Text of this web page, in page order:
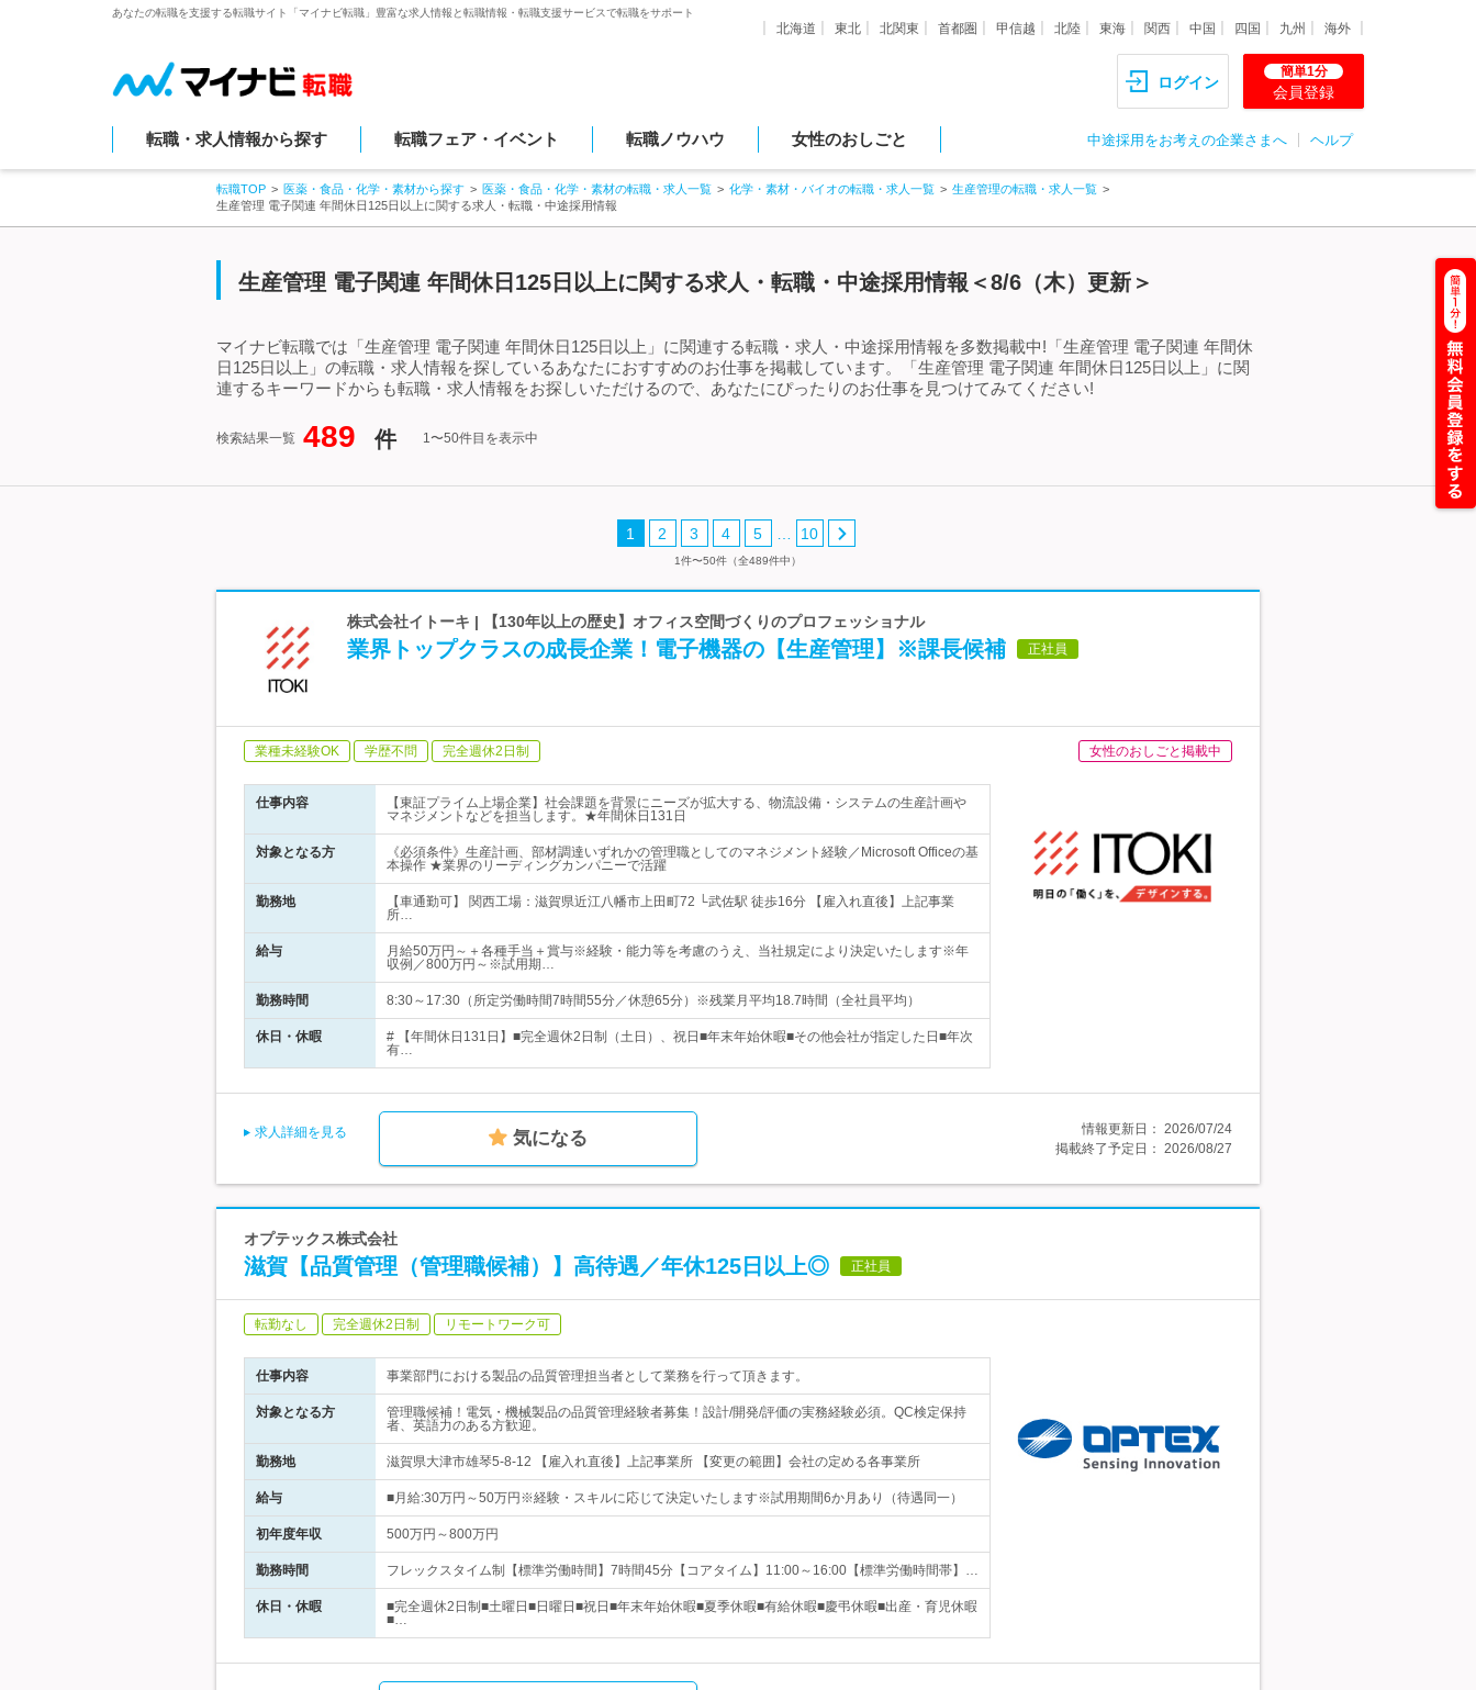
あなたの転職を支援する転職サイト「マイナビ転職」豊富な求人情報と転職情報・転職支援サービスで転職をサポート
北海道 東北 北関東 首都圏 甲信越 北陸 東海 関西 中国 四国 九州 海外
ログイン
簡単1分
会員登録
転職・求人情報から探す 転職フェア・イベント 転職ノウハウ 女性のおしごと 中途採用をお考えの企業さまへ ヘルプ
転職TOP 医薬・食品・化学・素材から探す 医薬・食品・化学・素材の転職・求人一覧 化学・素材・バイオの転職・求人一覧
生産管理の転職・求人一覧
生産管理 電子関連 年間休日125日以上に関する求人・転職・中途採用情報
生産管理 電子関連 年間休日125日以上に関する求人・転職・中途採用情報＜8/6（木）更新＞
マイナビ転職では「生産管理 電子関連 年間休日125日以上」に関連する転職・求人・中途採用情報を多数掲載中!「生産管理 電子関連 年間休
日125日以上」の転職・求人情報を探しているあなたにおすすめのお仕事を掲載しています。「生産管理 電子関連 年間休日125日以上」に関
連するキーワードからも転職・求人情報をお探しいただけるので、あなたにぴったりのお仕事を見つけてみてください!
検索結果一覧 489 件 1〜50件目を表示中
1 2 3 4 5 10
1件〜50件（全489件中）
株式会社イトーキ | 【130年以上の歴史】オフィス空間づくりのプロフェッショナル
業界トップクラスの成長企業！電子機器の【生産管理】※課長候補 正社員
業種未経験OK 学歴不問 完全週休2日制 女性のおしごと掲載中
仕事内容
【東証プライム上場企業】社会課題を背景にニーズが拡大する、物流設備・システムの生産計画や
マネジメントなどを担当します。★年間休日131日
対象となる方
《必須条件》生産計画、部材調達いずれかの管理職としてのマネジメント経験／Microsoft Officeの基
本操作 ★業界のリーディングカンパニーで活躍
勤務地
【車通勤可】 関西工場：滋賀県近江八幡市上田町72 └武佐駅 徒歩16分 【雇入れ直後】上記事業
所…
給与
月給50万円～＋各種手当＋賞与※経験・能力等を考慮のうえ、当社規定により決定いたします※年
収例／800万円～※試用期…
勤務時間 8:30～17:30（所定労働時間7時間55分／休憩65分）※残業月平均18.7時間（全社員平均）
休日・休暇
# 【年間休日131日】■完全週休2日制（土日）、祝日■年末年始休暇■その他会社が指定した日■年次
有…
求人詳細を見る 気になる 情報更新日： 2026/07/24
掲載終了予定日： 2026/08/27
オプテックス株式会社
滋賀【品質管理（管理職候補）】高待遇／年休125日以上◎ 正社員
転勤なし 完全週休2日制 リモートワーク可
仕事内容 事業部門における製品の品質管理担当者として業務を行って頂きます。
対象となる方
管理職候補！電気・機械製品の品質管理経験者募集！設計/開発/評価の実務経験必須。QC検定保持
者、英語力のある方歓迎。
勤務地 滋賀県大津市雄琴5-8-12 【雇入れ直後】上記事業所 【変更の範囲】会社の定める各事業所
給与 ■月給:30万円～50万円※経験・スキルに応じて決定いたします※試用期間6か月あり（待遇同一）
初年度年収 500万円～800万円
勤務時間 フレックスタイム制【標準労働時間】7時間45分【コアタイム】11:00～16:00【標準労働時間帯】…
休日・休暇
■完全週休2日制■土曜日■日曜日■祝日■年末年始休暇■夏季休暇■有給休暇■慶弔休暇■出産・育児休暇
■…